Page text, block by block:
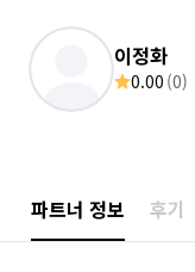
이정화
0.00 (0)
파트너 정보 후기